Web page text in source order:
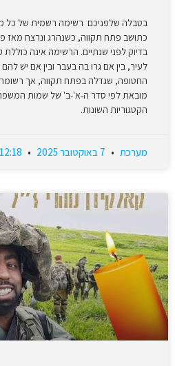
בטבלה שלפניכם רשימה רשמית של כל
כתושב פתח תקווה, כשנהרג ונרצח
בדיוק לפני שנתיים. הרשימה אינה
לעיר, בין אם גרו בה בעבר ובין אם יש
החטופה, שגדלה בפתח תקווה, אך
מובאת לפי סדר ה-א'-ב' של שמות
הקטגוריות השונות.
מערכת